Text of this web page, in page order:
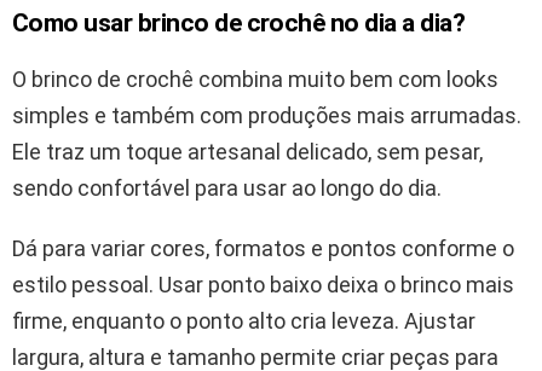
Como usar brinco de crochê no dia a dia?
O brinco de crochê combina muito bem com looks
simples e também com produções mais arrumadas.
Ele traz um toque artesanal delicado, sem pesar,
sendo confortável para usar ao longo do dia.
Dá para variar cores, formatos e pontos conforme o
estilo pessoal. Usar ponto baixo deixa o brinco mais
firme, enquanto o ponto alto cria leveza. Ajustar
largura, altura e tamanho permite criar peças para